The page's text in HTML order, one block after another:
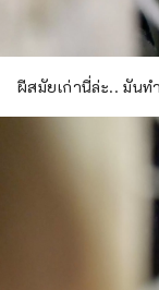
ผีสมัยเก่านี่ล่ะ.. มัน